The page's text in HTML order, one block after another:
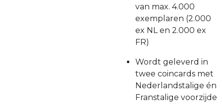
van max. 4.000
exemplaren (2.000
ex NL en 2.000 ex
FR)
Wordt geleverd in
twee coincards met
Nederlandstalige én
Franstalige voorzijde